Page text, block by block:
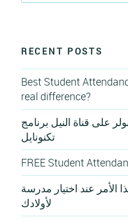
RECENT POSTS
Best Student
real difference?
على قناة النيل برنامج
تكنونايل
FREE Student
الأمر عند اختيار مدرسة
لأولادك